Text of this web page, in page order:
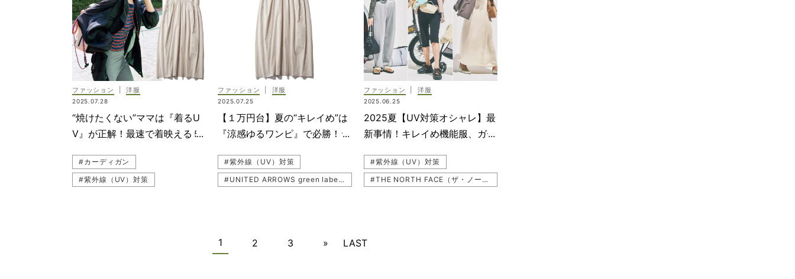
#ジェンダーレス
#ユニセックス
#uncrave（アンクレイヴ）
#夫婦
#冬コーデ
#笹川友里
#UNIQLO（ユニクロ）
#LE PHIL（ル フィル）
#カーディガン
#CELFORD（セルフォード）
#PLST（プラステ）
#子連れお出かけコーデ
#Mila Owen（ミラ オーウェン）
#機能性アイテム
#SOEJU（ソージュ）
#UNITED ARROWS green label relaxing（ユナイテッド アローズ グリーン レーベル リラクシング）
#UVカット
#UNIQLO（ユニクロ）
#LE PHIL（ル フィル）
#カーディガン
#CELFORD（セルフォード）
#紫外線（UV）対策
#子連れお出かけコーデ
#PLST（プラステ）
#Mila Owen（ミラ オーウェン）
#SOEJU（ソージュ）
ファッション 洋服
2025.07.28
“焼けたくない”ママは『着るU
V』が正解！最速で着映える５
#カーディガン
#紫外線（UV）対策
ファッション 洋服
2025.07.25
【１万円台】夏の“キレイめ”は
『涼感ゆるワンピ』で必勝！ラ
#紫外線（UV）対策
#UNITED ARROWS green label relaxing（ユナイテッド アローズ グリーン レーベル リラクシング）
ファッション 洋服
2025.06.25
2025夏【UV対策オシャレ】最
新事情！キレイめ機能服、ガチ
#紫外線（UV）対策
#THE NORTH FACE（ザ・ノース・フェイス）
1 2 3 » LAST